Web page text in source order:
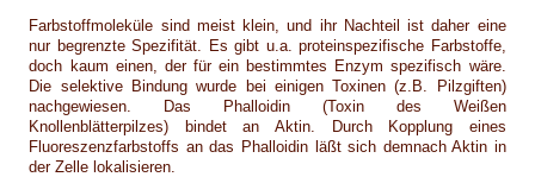
Farbstoffmoleküle sind meist klein, und ihr Nachteil ist daher eine
nur begrenzte Spezifität. Es gibt u.a. proteinspezifische Farbstoffe,
doch kaum einen, der für ein bestimmtes Enzym spezifisch wäre.
Die selektive Bindung wurde bei einigen Toxinen (z.B. Pilzgiften)
nachgewiesen. Das Phalloidin (Toxin des Weißen
Knollenblätterpilzes) bindet an Aktin. Durch Kopplung eines
Fluoreszenzfarbstoffs an das Phalloidin läßt sich demnach Aktin in
der Zelle lokalisieren.